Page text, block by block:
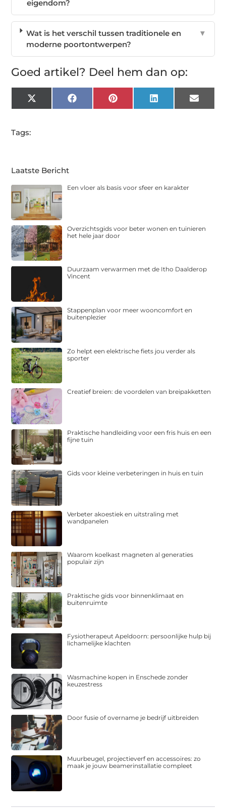
eigendom?
Wat is het verschil tussen traditionele en
moderne poortontwerpen?
▼
Goed artikel? Deel hem dan op:
X
(Twitter)
FacebookPinterest LinkedIn Email
Tags:
Laatste Bericht
Een vloer als basis voor sfeer en karakter
Overzichtsgids voor beter wonen en tuinieren
het hele jaar door
Duurzaam verwarmen met de Itho Daalderop
Vincent
Stappenplan voor meer wooncomfort en
buitenplezier
Zo helpt een elektrische fiets jou verder als
sporter
Creatief breien: de voordelen van breipakketten
Praktische handleiding voor een fris huis en een
fijne tuin
Gids voor kleine verbeteringen in huis en tuin
Verbeter akoestiek en uitstraling met
wandpanelen
Waarom koelkast magneten al generaties
populair zijn
Praktische gids voor binnenklimaat en
buitenruimte
Fysiotherapeut Apeldoorn: persoonlijke hulp bij
lichamelijke klachten
Wasmachine kopen in Enschede zonder
keuzestress
Door fusie of overname je bedrijf uitbreiden
Muurbeugel, projectieverf en accessoires: zo
maak je jouw beamerinstallatie compleet